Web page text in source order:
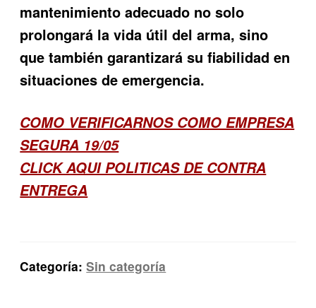
mantenimiento adecuado no solo
prolongará la vida útil del arma, sino
que también garantizará su fiabilidad en
situaciones de emergencia.
COMO VERIFICARNOS COMO EMPRESA
SEGURA 19/05
CLICK AQUI POLITICAS DE CONTRA
ENTREGA
Categoría:Sin categoría